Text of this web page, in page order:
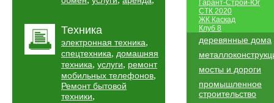
Техника
электронная техника,
спецтехника, домашняя
техника, услуги, ремонт
мобильных телефонов,
Ремонт бытовой
техники,
Гарант-Строй-Юг
СТК 2020
ЖК Каскад
Клуб 8
деревянные дома
мосты и дороги
промышленное
строительство